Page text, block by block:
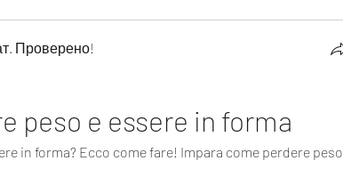
Проверено!
peso e essere in forma
in forma? Ecco come fare! Impara come perdere peso